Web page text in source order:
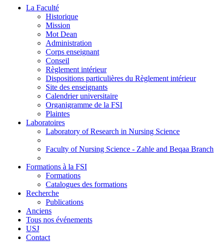
La Faculté
Historique
Mission
Mot Dean
Administration
Corps enseignant
Conseil
Règlement intérieur
Dispositions particulières du Règlement intérieur
Site des enseignants
Calendrier universitaire
Organigramme de la FSI
Plaintes
Laboratoires
Laboratory of Research in Nursing Science
Faculty of Nursing Science - Zahle and Beqaa Branch
Formations à la FSI
Formations
Catalogues des formations
Recherche
Publications
Anciens
Tous nos événements
USJ
Contact